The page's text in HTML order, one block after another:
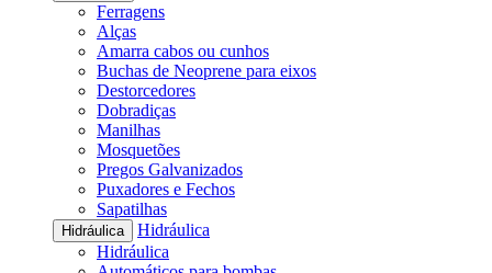
Ferragens
Alças
Amarra cabos ou cunhos
Buchas de Neoprene para eixos
Destorcedores
Dobradiças
Manilhas
Mosquetões
Pregos Galvanizados
Puxadores e Fechos
Sapatilhas
Hidráulica
Hidráulica
Hidráulica